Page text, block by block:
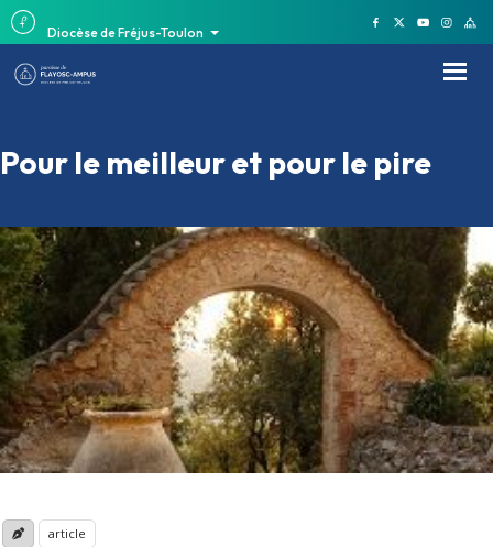
Diocèse de Fréjus-Toulon
Pour le meilleur et pour le pire
article